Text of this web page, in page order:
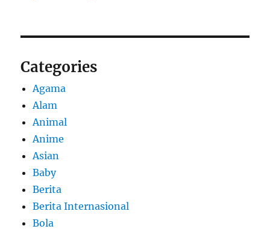
Categories
Agama
Alam
Animal
Anime
Asian
Baby
Berita
Berita Internasional
Bola